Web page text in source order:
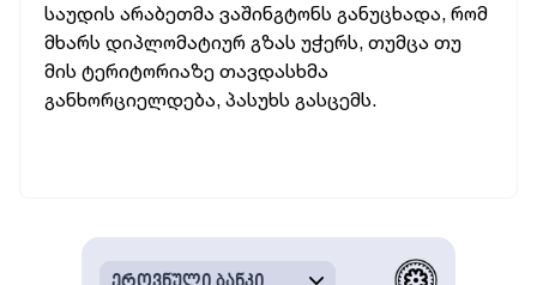
საუდის არაბეთმა ვაშინგტონს განუცხადა, რომ
მხარს დიპლომატიურ გზას უჭერს, თუმცა თუ
მის ტერიტორიაზე თავდასხმა
განხორციელდება, პასუხს გასცემს.